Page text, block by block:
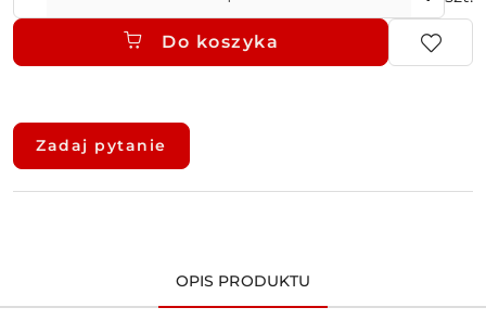
Do koszyka
Dostępność
dostawa
Zadaj pytanie
OPIS PRODUKTU